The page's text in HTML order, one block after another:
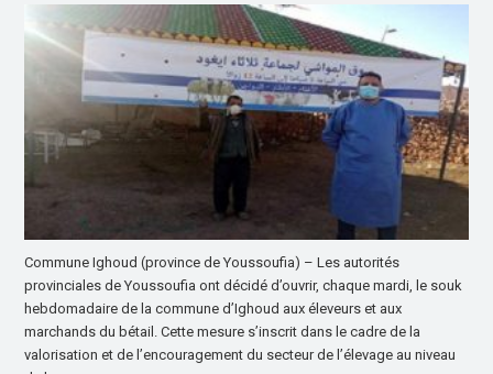
Commune Ighoud (province de Youssoufia) – Les autorités
provinciales de Youssoufia ont décidé d’ouvrir, chaque mardi, le souk
hebdomadaire de la commune d’Ighoud aux éleveurs et aux
marchands du bétail. Cette mesure s’inscrit dans le cadre de la
valorisation et de l’encouragement du secteur de l’élevage au niveau